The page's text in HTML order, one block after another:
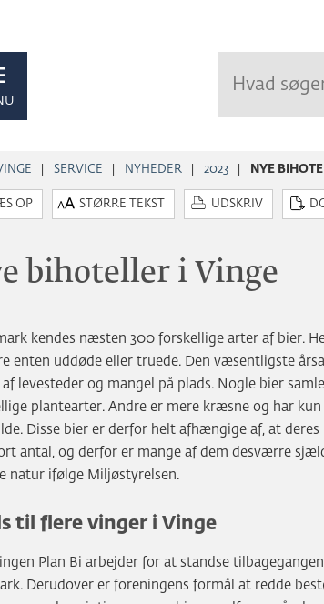
SERVICE NYHEDER 2023 NYE
STØRRE TEKST UDSKRIV
bihoteller i Vinge
kendes næsten 300 forskellige arter af bier.
enten uddøde eller truede. Den væsentligste
levesteder og mangel på plads. Nogle bier
plantearter. Andre er mere kræsne og har
Disse bier er derfor helt afhængige af, at
antal, og derfor er mange af dem desværre
natur ifølge Miljøstyrelsen.
til flere vinger i Vinge
Plan Bi arbejder for at standse
Derudover er foreningens formål at redde